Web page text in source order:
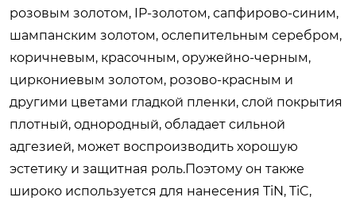
розовым золотом, IP-золотом, сапфирово-синим,
шампанским золотом, ослепительным серебром,
коричневым, красочным, оружейно-черным,
циркониевым золотом, розово-красным и
другими цветами гладкой пленки, слой покрытия
плотный, однородный, обладает сильной
адгезией, может воспроизводить хорошую
эстетику и защитная роль.Поэтому он также
широко используется для нанесения TiN, TiC,